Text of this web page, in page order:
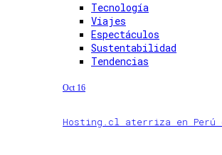
Tecnología
Viajes
Espectáculos
Sustentabilidad
Tendencias
Oct 16
Hosting.cl aterriza en Perú